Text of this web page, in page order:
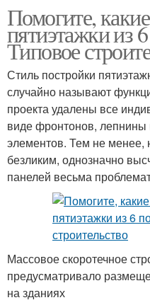
Помогите,
пятиэтажки из
Типовое
Стиль постройки
случайно называют
проекта удалены все
виде фронтонов, лепнины
элементов. Тем не менее,
безликим, однозначно
панелей весьма
Массовое скоротечное
предусматривало
на зданиях